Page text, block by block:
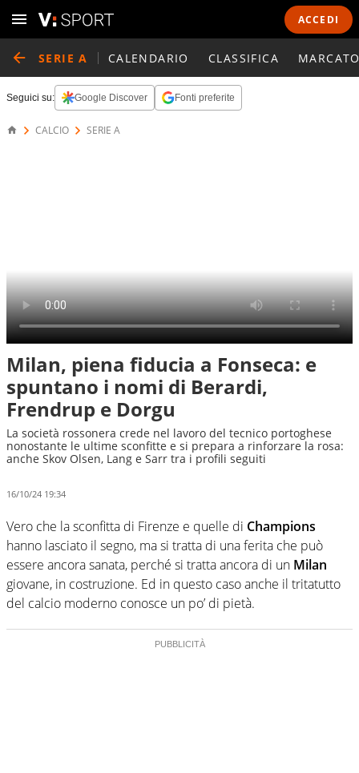
ACCEDI
SERIE A CALENDARIO CLASSIFICA
Seguici su: Google Discover Fonti preferite
CALCIO SERIE A
Milan, piena fiducia a Fonseca: e
spuntano i nomi di Berardi,
Frendrup e Dorgu
La società rossonera crede nel lavoro del tecnico portoghese
nonostante le ultime sconfitte e si prepara a rinforzare la rosa:
anche Skov Olsen, Lang e Sarr tra i profili seguiti
16/10/24 19:34
Vero che la sconfitta di Firenze e quelle di Champions
hanno lasciato il segno, ma si tratta di una ferita che può
essere ancora sanata, perché si tratta ancora di un Milan
giovane, in costruzione. Ed in questo caso anche il tritatutto
del calcio moderno conosce un po’ di pietà.